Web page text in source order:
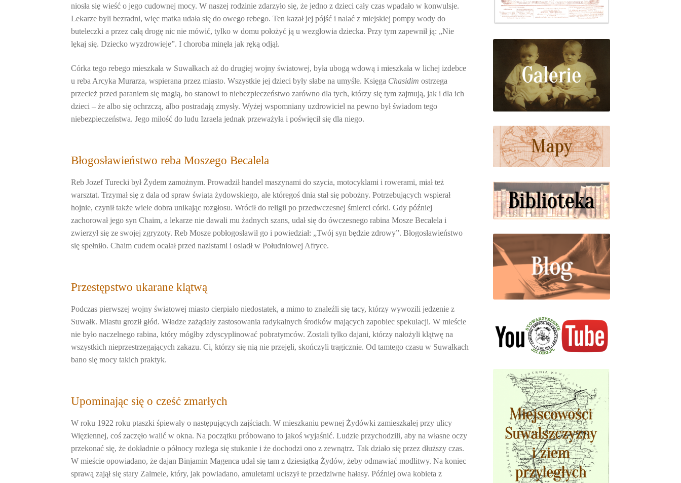
niosła się wieść o jego cudownej mocy. W naszej rodzinie zdarzyło się, że jedno z dzieci cały czas wpadało w konwulsje.
Lekarze byli bezradni, więc matka udała się do owego rebego. Ten kazał jej pójść i nalać z miejskiej pompy wody do
buteleczki a przez całą drogę nic nie mówić, tylko w domu położyć ją u wezgłowia dziecka. Przy tym zapewnił ją: „Nie
lękaj się. Dziecko wyzdrowieje”. I choroba minęła jak ręką odjął.
Córka tego rebego mieszkała w Suwałkach aż do drugiej wojny światowej, była ubogą wdową i mieszkała w lichej izdebce
u reba Arcyka Murarza, wspierana przez miasto. Wszystkie jej dzieci były słabe na umyśle. Księga Chasidim ostrzega
przecież przed paraniem się magią, bo stanowi to niebezpieczeństwo zarówno dla tych, którzy się tym zajmują, jak i dla ich
dzieci – że albo się ochrzczą, albo postradają zmysły. Wyżej wspomniany uzdrowiciel na pewno był świadom tego
niebezpieczeństwa. Jego miłość do ludu Izraela jednak przeważyła i poświęcił się dla niego.
Błogosławieństwo reba Moszego Becalela
Reb Jozef Turecki był Żydem zamożnym. Prowadził handel maszynami do szycia, motocyklami i rowerami, miał też
warsztat. Trzymał się z dala od spraw świata żydowskiego, ale któregoś dnia stał się pobożny. Potrzebujących wspierał
hojnie, czynił także wiele dobra unikając rozgłosu. Wrócił do religii po przedwczesnej śmierci córki. Gdy później
zachorował jego syn Chaim, a lekarze nie dawali mu żadnych szans, udał się do ówczesnego rabina Mosze Becalela i
zwierzył się ze swojej zgryzoty. Reb Mosze pobłogosławił go i powiedział: „Twój syn będzie zdrowy”. Błogosławieństwo
się spełniło. Chaim cudem ocalał przed nazistami i osiadł w Południowej Afryce.
Przestępstwo ukarane klątwą
Podczas pierwszej wojny światowej miasto cierpiało niedostatek, a mimo to znaleźli się tacy, którzy wywozili jedzenie z
Suwałk. Miastu groził głód. Władze zażądały zastosowania radykalnych środków mających zapobiec spekulacji. W mieście
nie było naczelnego rabina, który mógłby zdyscyplinować pobratymców. Zostali tylko dajani, którzy nałożyli klątwę na
wszystkich nieprzestrzegających zakazu. Ci, którzy się nią nie przejęli, skończyli tragicznie. Od tamtego czasu w Suwałkach
bano się mocy takich praktyk.
Upominając się o cześć zmarłych
W roku 1922 roku ptaszki śpiewały o następujących zajściach. W mieszkaniu pewnej Żydówki zamieszkałej przy ulicy
Więziennej, coś zaczęło walić w okna. Na początku próbowano to jakoś wyjaśnić. Ludzie przychodzili, aby na własne oczy
przekonać się, że dokładnie o północy rozlega się stukanie i że dochodzi ono z zewnątrz. Tak działo się przez dłuższy czas.
W mieście opowiadano, że dajan Binjamin Magenca udał się tam z dziesiątką Żydów, żeby odmawiać modlitwy. Na koniec
sprawą zajął się stary Zalmele, który, jak powiadano, amuletami uciszył te przedziwne hałasy. Później owa kobieta z